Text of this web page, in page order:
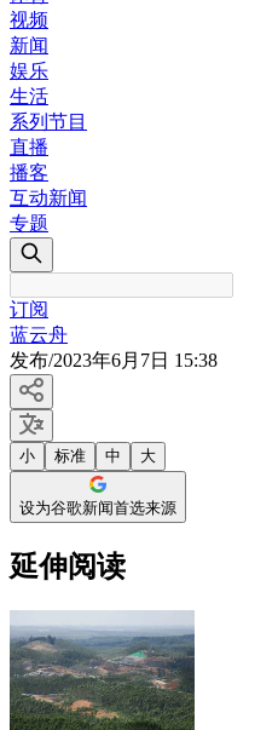
视频
新闻
娱乐
生活
系列节目
直播
播客
互动新闻
专题
订阅
蓝云舟
发布/2023年6月7日 15:38
小 标准 中 大
设为谷歌新闻首选来源
延伸阅读